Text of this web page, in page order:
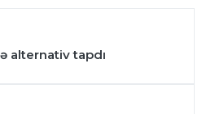
alternativ tapdı